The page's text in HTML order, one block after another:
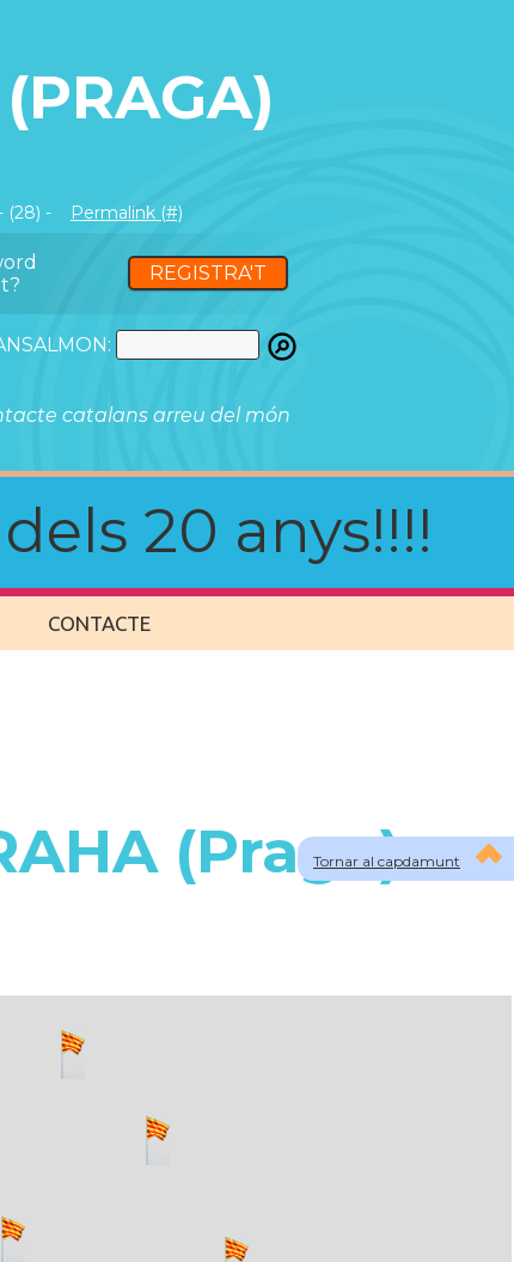
(28) - Permalink (#)
REGISTRA'T
catalans arreu del món
20 anys!!!!
CONTACTE
Tornar al capdamunt
(Praga)